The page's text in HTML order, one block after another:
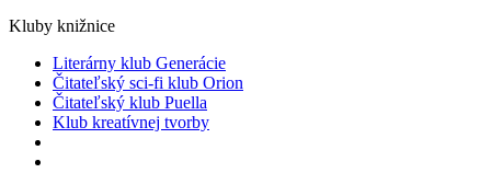
Kluby knižnice
Literárny klub Generácie
Čitateľský sci-fi klub Orion
Čitateľský klub Puella
Klub kreatívnej tvorby